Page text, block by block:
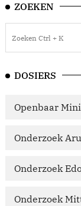
ZOEKEN
DOSIERS
Openbaar
Onderzoek
Onderzoek
Onderzoek